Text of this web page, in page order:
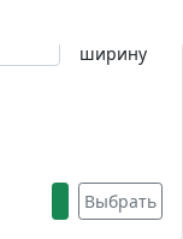
ширину
Выбрать